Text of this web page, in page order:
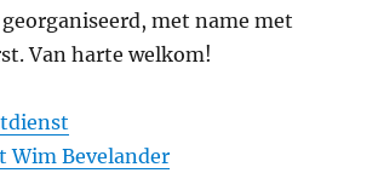
met name met
Van harte welkom!
Wim Bevelander